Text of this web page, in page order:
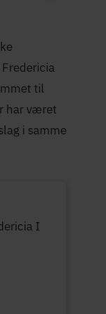
til
har været
i samme
I